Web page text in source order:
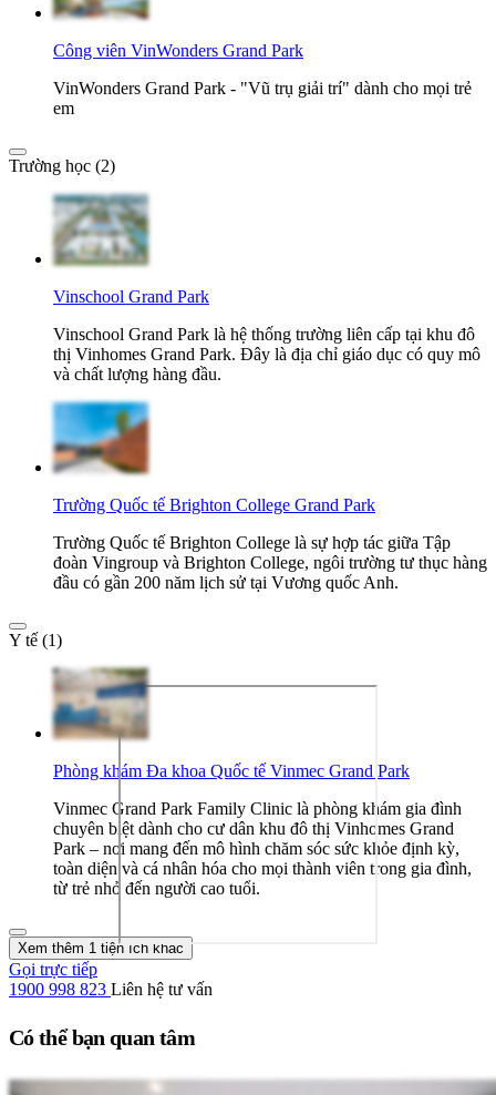
Công viên VinWonders Grand Park
VinWonders Grand Park - "Vũ trụ giải trí" dành cho mọi trẻ
em
Trường học (2)
Vinschool Grand Park
Vinschool Grand Park là hệ thống trường liên cấp tại khu đô
thị Vinhomes Grand Park. Đây là địa chỉ giáo dục có quy mô
và chất lượng hàng đầu.
Trường Quốc tế Brighton College Grand Park
Trường Quốc tế Brighton College là sự hợp tác giữa Tập
đoàn Vingroup và Brighton College, ngôi trường tư thục hàng
đầu có gần 200 năm lịch sử tại Vương quốc Anh.
Y tế (1)
Phòng khám Đa khoa Quốc tế Vinmec Grand Park
Vinmec Grand Park Family Clinic là phòng khám gia đình
chuyên biệt dành cho cư dân khu đô thị Vinhomes Grand
Park – nơi mang đến mô hình chăm sóc sức khỏe định kỳ,
toàn diện và cá nhân hóa cho mọi thành viên trong gia đình,
từ trẻ nhỏ đến người cao tuổi.
Xem thêm 1 tiện ích khác
Gọi trực tiếp
1900 998 823 Liên hệ tư vấn
Có thể bạn quan tâm